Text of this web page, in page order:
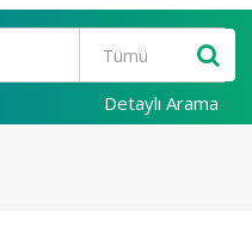
Detaylı Arama